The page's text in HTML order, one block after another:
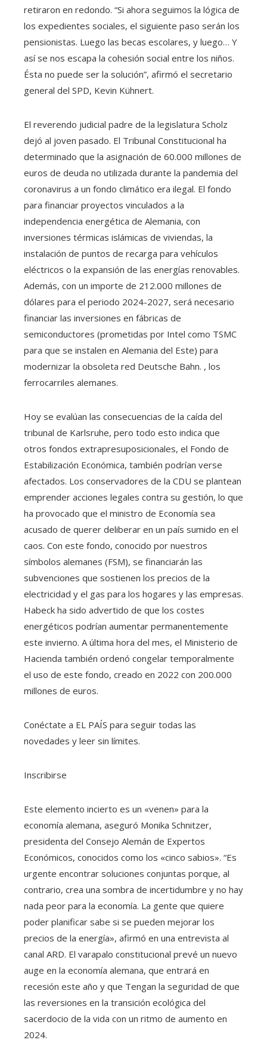
retiraron en redondo. “Si ahora seguimos la lógica de
los expedientes sociales, el siguiente paso serán los
pensionistas. Luego las becas escolares, y luego… Y
así se nos escapa la cohesión social entre los niños.
Ésta no puede ser la solución”, afirmó el secretario
general del SPD, Kevin Kühnert.
El reverendo judicial padre de la legislatura Scholz
dejó al joven pasado. El Tribunal Constitucional ha
determinado que la asignación de 60.000 millones de
euros de deuda no utilizada durante la pandemia del
coronavirus a un fondo climático era ilegal. El fondo
para financiar proyectos vinculados a la
independencia energética de Alemania, con
inversiones térmicas islámicas de viviendas, la
instalación de puntos de recarga para vehículos
eléctricos o la expansión de las energías renovables.
Además, con un importe de 212.000 millones de
dólares para el periodo 2024-2027, será necesario
financiar las inversiones en fábricas de
semiconductores (prometidas por Intel como TSMC
para que se instalen en Alemania del Este) para
modernizar la obsoleta red Deutsche Bahn. , los
ferrocarriles alemanes.
Hoy se evalúan las consecuencias de la caída del
tribunal de Karlsruhe, pero todo esto indica que
otros fondos extrapresuposicionales, el Fondo de
Estabilización Económica, también podrían verse
afectados. Los conservadores de la CDU se plantean
emprender acciones legales contra su gestión, lo que
ha provocado que el ministro de Economía sea
acusado de querer deliberar en un país sumido en el
caos. Con este fondo, conocido por nuestros
símbolos alemanes (FSM), se financiarán las
subvenciones que sostienen los precios de la
electricidad y el gas para los hogares y las empresas.
Habeck ha sido advertido de que los costes
energéticos podrían aumentar permanentemente
este invierno. A última hora del mes, el Ministerio de
Hacienda también ordenó congelar temporalmente
el uso de este fondo, creado en 2022 con 200.000
millones de euros.
Conéctate a EL PAÍS para seguir todas las
novedades y leer sin límites.
Inscribirse
Este elemento incierto es un «venen» para la
economía alemana, aseguró Monika Schnitzer,
presidenta del Consejo Alemán de Expertos
Económicos, conocidos como los «cinco sabios». “Es
urgente encontrar soluciones conjuntas porque, al
contrario, crea una sombra de incertidumbre y no hay
nada peor para la economía. La gente que quiere
poder planificar sabe si se pueden mejorar los
precios de la energía», afirmó en una entrevista al
canal ARD. El varapalo constitucional prevé un nuevo
auge en la economía alemana, que entrará en
recesión este año y que Tengan la seguridad de que
las reversiones en la transición ecológica del
sacerdocio de la vida con un ritmo de aumento en
2024.